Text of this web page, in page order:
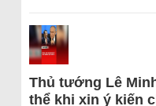
Thủ tướng Lê
thể khi xin ý kiến